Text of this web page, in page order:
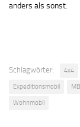
anders als sonst.
Schlagwörter: 4x4
Expeditionsmobil
Wohnmobil